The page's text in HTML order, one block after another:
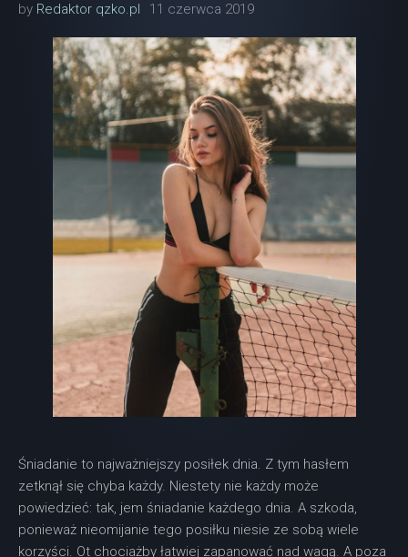
by Redaktor qzko.pl 11 czerwca 2019
Śniadanie to najważniejszy posiłek dnia. Z tym hasłem
zetknął się chyba każdy. Niestety nie każdy może
powiedzieć: tak, jem śniadanie każdego dnia. A szkoda,
ponieważ nieomijanie tego posiłku niesie ze sobą wiele
korzyści. Ot chociażby łatwiej zapanować nad wagą. A poza